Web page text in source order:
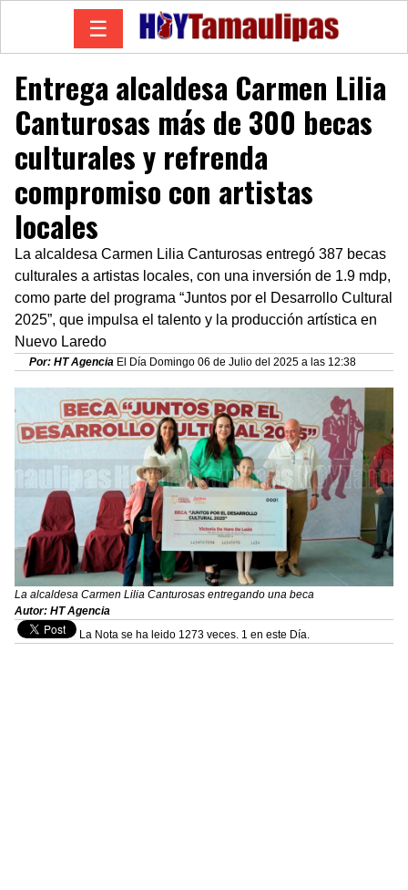
☰
Entrega alcaldesa Carmen Lilia
Canturosas más de 300 becas
culturales y refrenda
compromiso con artistas
locales
La alcaldesa Carmen Lilia Canturosas entregó 387 becas
culturales a artistas locales, con una inversión de 1.9 mdp,
como parte del programa “Juntos por el Desarrollo Cultural
2025”, que impulsa el talento y la producción artística en
Nuevo Laredo
Por: HT Agencia El Día Domingo 06 de Julio del 2025 a las 12:38
La alcaldesa Carmen Lilia Canturosas entregando una beca
Autor: HT Agencia
La Nota se ha leido 1273 veces. 1 en este Día.